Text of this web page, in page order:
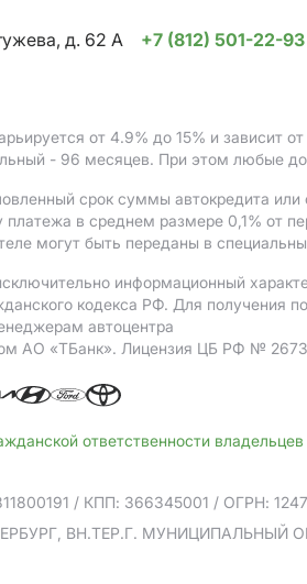
д. 62 А
+7 (812) 501-22-93
от 4.9% до 15% и зависит
- 96 месяцев. При этом любые
срок суммы автокредита
платежа в среднем размере 0,1% от
могут быть переданы в
информационный
кодекса РФ. Для получения
автоцентра
АO «ТБанк». Лицензия ЦБ РФ № 2673
ответственности
/ КПП: 366345001 / ОГРН:
ВН.ТЕР.Г.